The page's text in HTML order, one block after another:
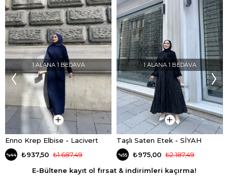
1 ALANA 1 BEDAVA
Enno Krep Elbise - Lacivert
%44 ₺937,50 ₺1.687,49
1 ALANA 1 BEDAVA
Taşlı Saten Etek - SİYAH
%55 ₺975,00 ₺2.187,49
E-Bültene kayıt ol fırsat & indirimleri kaçırma!